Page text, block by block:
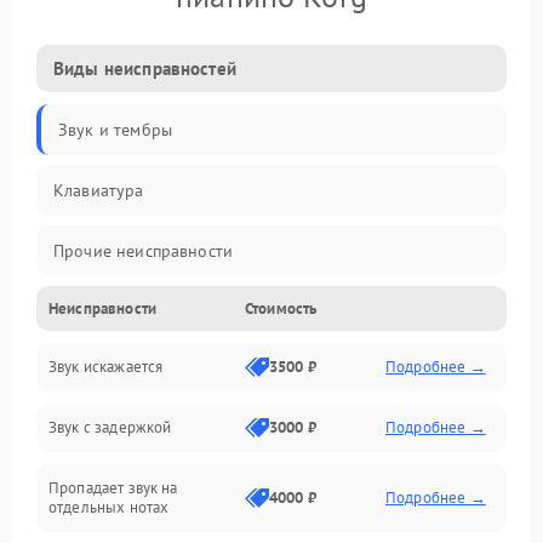
Виды неисправностей
Звук и тембры
Клавиатура
Прочие неисправности
Включение и работа
Управление и электроника
Подключения и интерфейсы
Педали и стойка
Неисправности Стоимость
Звук искажается 3500 ₽ Подробнее →
Звук с задержкой 3000 ₽ Подробнее →
Пропадает звук на
отдельных нотах
4000 ₽ Подробнее →